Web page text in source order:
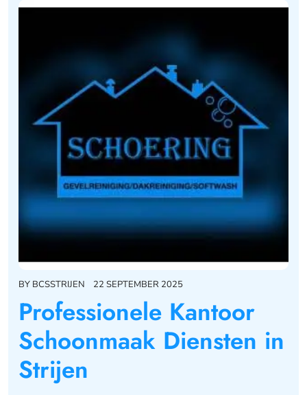
BY BCSSTRIJEN 22 SEPTEMBER 2025
Professionele Kantoor
Schoonmaak Diensten in
Strijen